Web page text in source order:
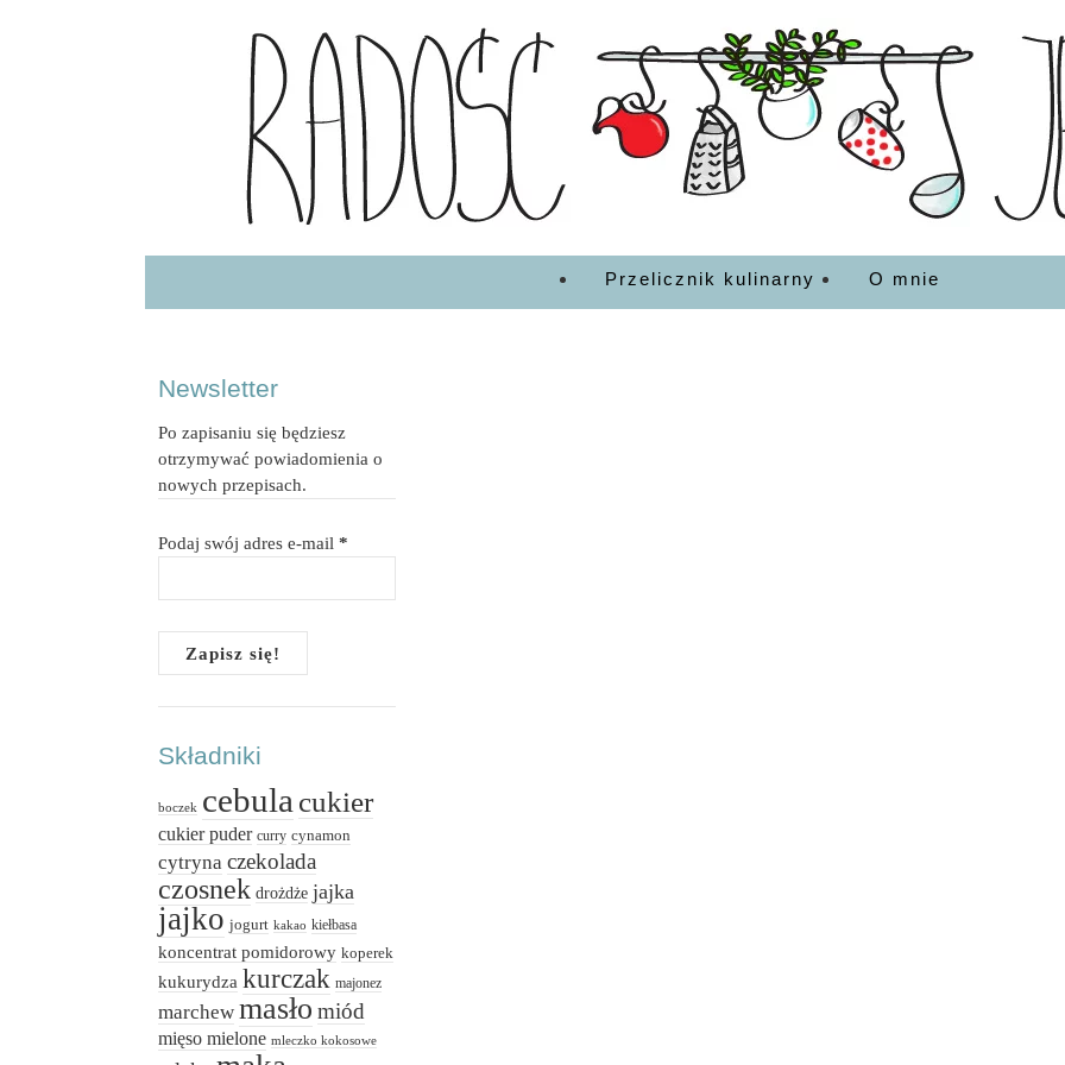
Przelicznik kulinarny O mnie
Newsletter
Po zapisaniu się będziesz
otrzymywać powiadomienia o
nowych przepisach.
Podaj swój adres e-mail*
Składniki
boczek cebula cukier
cukier puder curry cynamon
cytryna czekolada
czosnek drożdże jajka
jajko jogurt kakao kiełbasa
koncentrat pomidorowy koperek
kukurydza kurczak majonez
marchew masło miód
mięso mielone mleczko kokosowe